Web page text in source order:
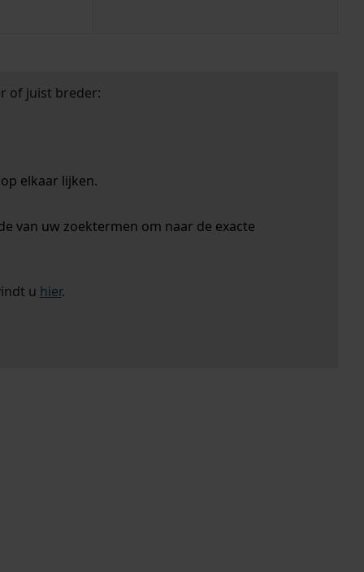
of juist breder:
elkaar lijken.
van uw zoektermen om naar de exacte
u hier.